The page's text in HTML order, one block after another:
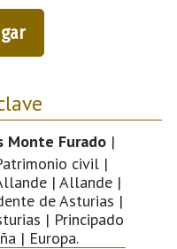
Monte Furado|
civil |
| Allande |
de Asturias |
| Principado
| Europa.